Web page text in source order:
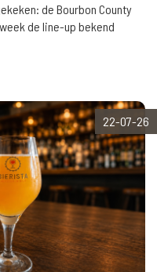
de Bourbon County
de line-up bekend
22-07-26